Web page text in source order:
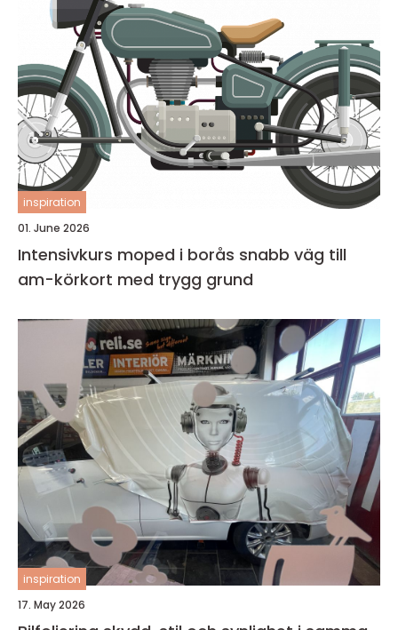
inspiration
01. June 2026
Intensivkurs moped i borås snabb väg till
am-körkort med trygg grund
inspiration
17. May 2026